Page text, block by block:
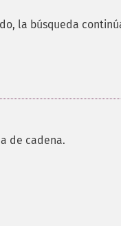
la búsqueda
de cadena.